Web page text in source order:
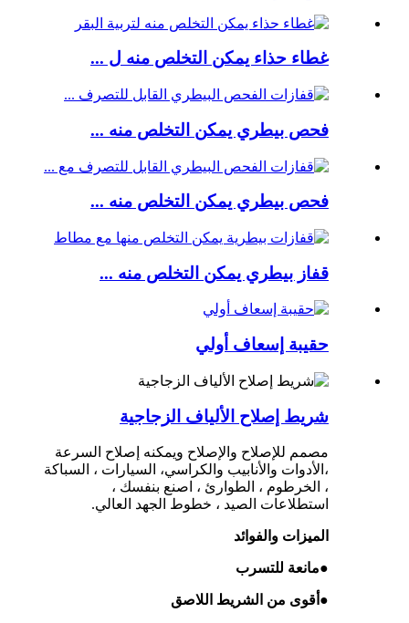
غطاء حذاء يمكن التخلص منه ل ...
فحص بيطري يمكن التخلص منه ...
فحص بيطري يمكن التخلص منه ...
قفاز بيطري يمكن التخلص منه ...
حقيبة إسعاف أولي
شريط إصلاح الألياف الزجاجية
مصمم للإصلاح والإصلاح ويمكنه إصلاح السرعة
، الأدوات والأنابيب والكراسي، السيارات ، السباكة
، الخرطوم ، الطوارئ ، اصنع بنفسك ،
استطلاعات الصيد ، خطوط الجهد العالي.
الميزات والفوائد
●مانعة للتسرب
● أقوى من الشريط اللاصق